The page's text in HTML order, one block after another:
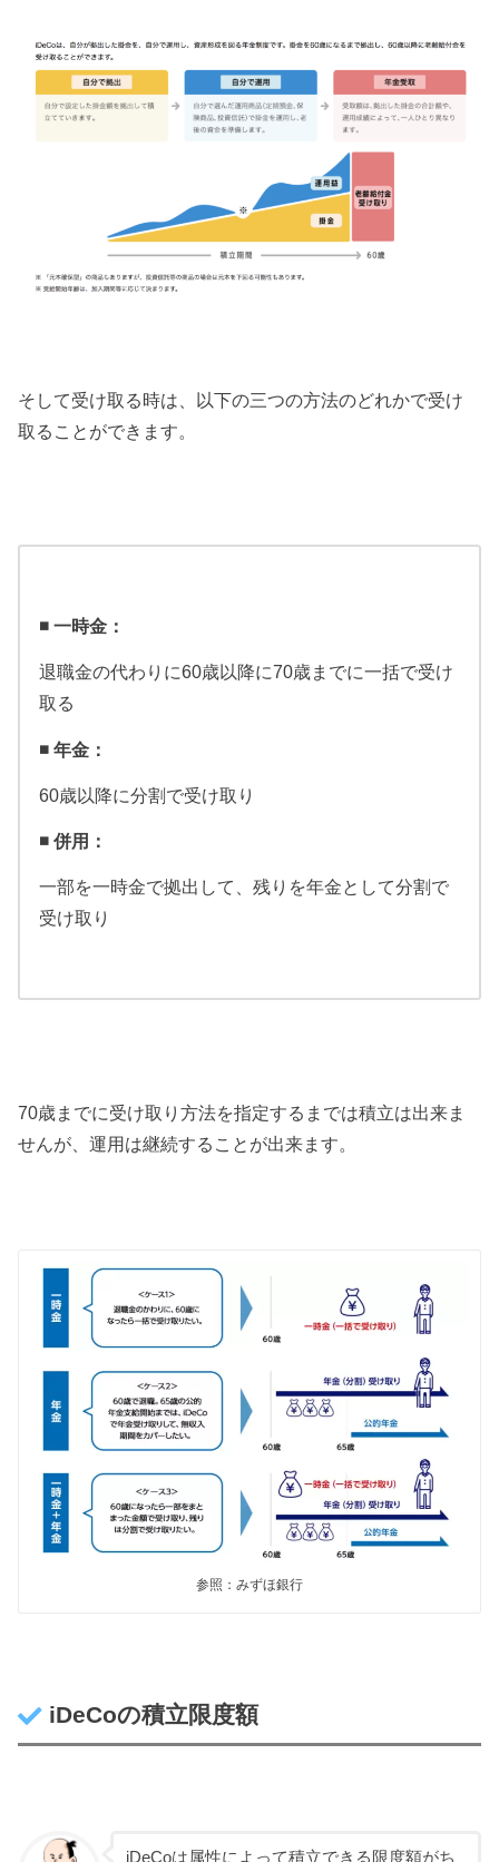
そして受け取る時は、以下の三つの方法のどれかで受け
取ることができます。
◾️ 一時金：
退職金の代わりに60歳以降に70歳までに一括で受け
取る
◾️ 年金：
60歳以降に分割で受け取り
◾️ 併用：
一部を一時金で拠出して、残りを年金として分割で
受け取り
70歳までに受け取り方法を指定するまでは積立は出来ま
せんが、運用は継続することが出来ます。
参照：みずほ銀行
iDeCoの積立限度額
iDeCoは属性によって積立できる限度額がち